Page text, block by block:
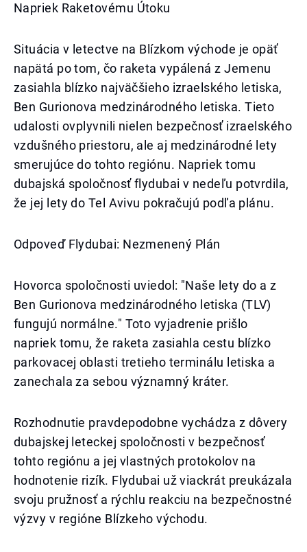
Napriek Raketovému Útoku
Situácia v letectve na Blízkom východe je opäť
napätá po tom, čo raketa vypálená z Jemenu
zasiahla blízko najväčšieho izraelského letiska,
Ben Gurionova medzinárodného letiska. Tieto
udalosti ovplyvnili nielen bezpečnosť izraelského
vzdušného priestoru, ale aj medzinárodné lety
smerujúce do tohto regiónu. Napriek tomu
dubajská spoločnosť flydubai v nedeľu potvrdila,
že jej lety do Tel Avivu pokračujú podľa plánu.
Odpoveď Flydubai: Nezmenený Plán
Hovorca spoločnosti uviedol: "Naše lety do a z
Ben Gurionova medzinárodného letiska (TLV)
fungujú normálne." Toto vyjadrenie prišlo
napriek tomu, že raketa zasiahla cestu blízko
parkovacej oblasti tretieho terminálu letiska a
zanechala za sebou významný kráter.
Rozhodnutie pravdepodobne vychádza z dôvery
dubajskej leteckej spoločnosti v bezpečnosť
tohto regiónu a jej vlastných protokolov na
hodnotenie rizík. Flydubai už viackrát preukázala
svoju pružnosť a rýchlu reakciu na bezpečnostné
výzvy v regióne Blízkeho východu.